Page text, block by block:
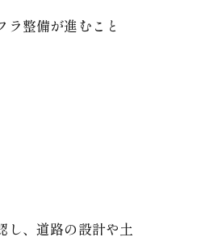
整備が進むこと
し、道路の設計や土